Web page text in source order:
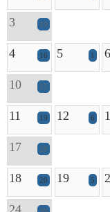
3 19
4 16 5 1 6
10 25
11 19 12 6
17 28
18 20 19 5